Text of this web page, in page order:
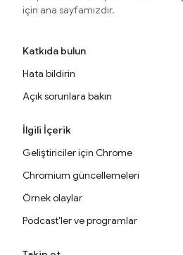
için ana sayfamızdır.
Katkıda bulun
Hata bildirin
Açık sorunlara bakın
İlgili İçerik
Geliştiriciler için Chrome
Chromium güncellemeleri
Örnek olaylar
Podcast'ler ve programlar